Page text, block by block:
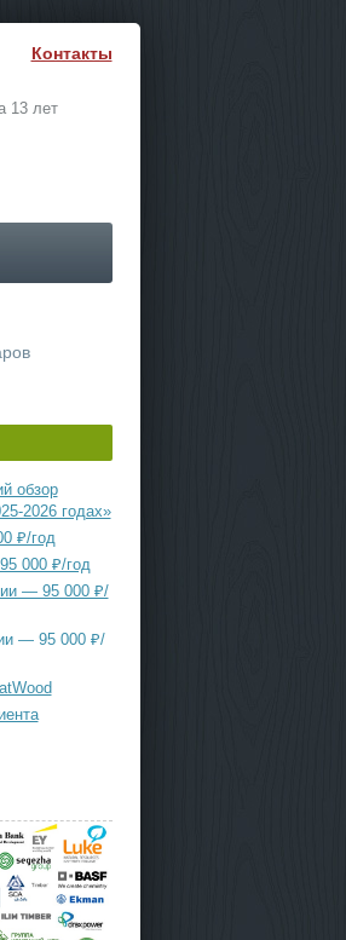
Контакты
13 лет
обзор
2026 годах»
₽/год
000 ₽/год
— 95 000 ₽/
— 95 000 ₽/